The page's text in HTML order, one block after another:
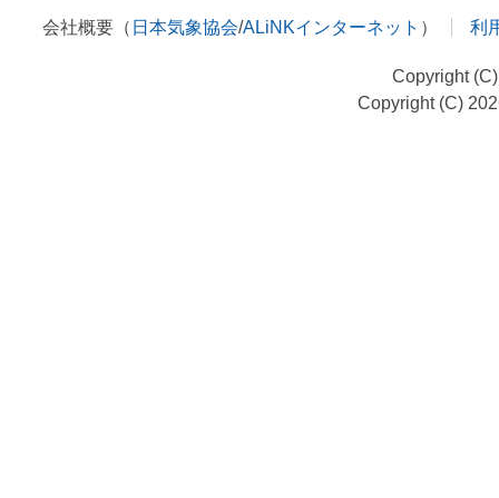
会社概要（ 日本気象協会/ALiNKインターネット ） 利
Copyright
Copyright (C)